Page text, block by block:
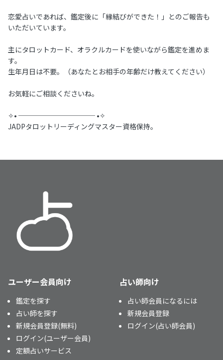
恋愛占いであれば、鑑定後に「縁結びができた！」とのご報告も
いただいています。
主にタロットカード、オラクルカードを使いながら鑑定を進めま
す。
生年月日は不要。（あなたとお相手の年齢だけ教えてください）
お気軽にご相談くださいね。
✧• ─────────── •✧
JADPタロットリーディングマスター資格保持。
ユーザー会員向け
鑑定を探す
占い師を探す
新規会員登録(無料)
ログイン(ユーザー会員)
定額占いサービス
占い師向け
占い師会員になるには
新規会員登録
ログイン(占い師会員)